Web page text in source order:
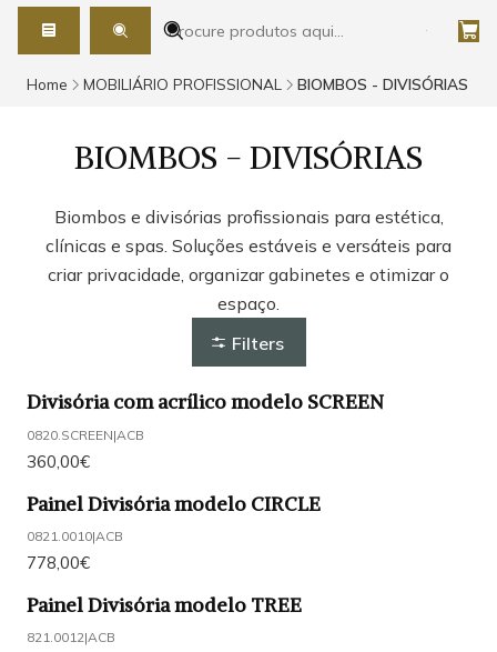
Home MOBILIÁRIO PROFISSIONAL BIOMBOS - DIVISÓRIAS
BIOMBOS - DIVISÓRIAS
Biombos e divisórias profissionais para estética,
clínicas e spas. Soluções estáveis e versáteis para
criar privacidade, organizar gabinetes e otimizar o
espaço.
Filters
Divisória com acrílico modelo SCREEN
0820.SCREEN|ACB
360,00€
Painel Divisória modelo CIRCLE
0821.0010|ACB
778,00€
Painel Divisória modelo TREE
821.0012|ACB